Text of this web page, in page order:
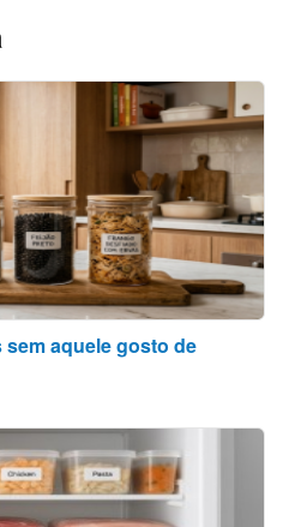
aquele gosto de